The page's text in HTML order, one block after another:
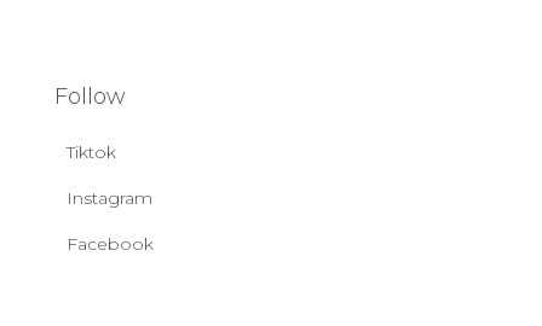
Follow
Tiktok
Instagram
Facebook